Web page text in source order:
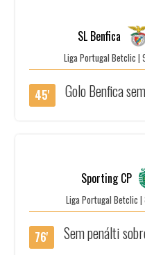
SL Benfica
Liga Portugal Betclic |
45' Golo Benfica
Sporting CP
Liga Portugal Betclic
76' Sem penálti